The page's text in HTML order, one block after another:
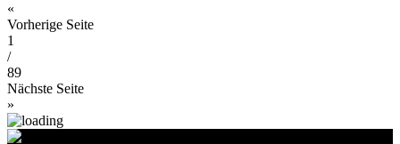
«
Vorherige Seite
1
/
89
Nächste Seite
»